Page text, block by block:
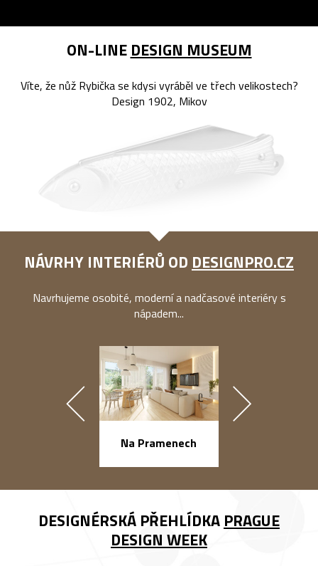
ON-LINE DESIGN MUSEUM
Víte, že nůž Rybička se kdysi vyráběl ve třech velikostech?
Design 1902, Mikov
NÁVRHY INTERIÉRŮ OD DESIGNPRO.CZ
Navrhujeme osobité, moderní a nadčasové interiéry s
nápadem...
Na Pramenech
DESIGNÉRSKÁ PŘEHLÍDKA PRAGUE
DESIGN WEEK